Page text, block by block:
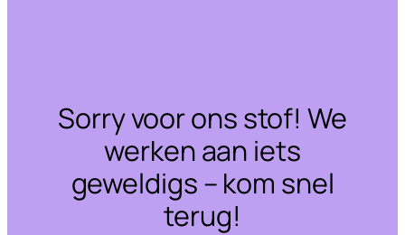
Sorry voor ons stof! We
werken aan iets
geweldigs – kom snel
terug!